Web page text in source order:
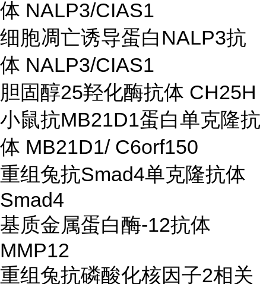
体 NALP3/CIAS1
细胞凋亡诱导蛋白NALP3抗
体 NALP3/CIAS1
胆固醇25羟化酶抗体 CH25H
小鼠抗MB21D1蛋白单克隆抗
体 MB21D1/ C6orf150
重组兔抗Smad4单克隆抗体
Smad4
基质金属蛋白酶-12抗体
MMP12
重组兔抗磷酸化核因子2相关